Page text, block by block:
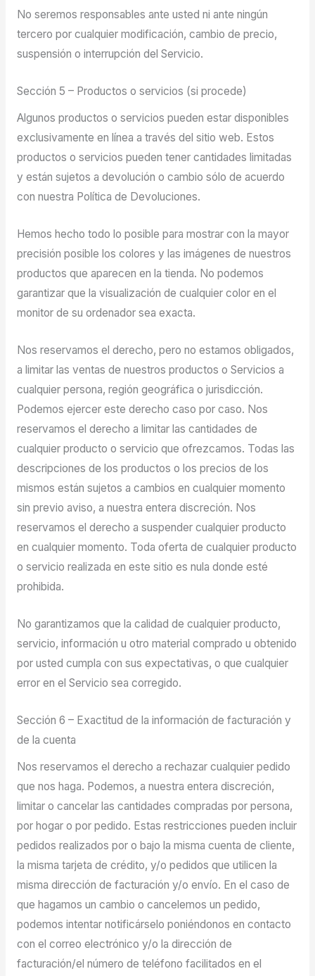
No seremos responsables ante usted ni ante ningún
tercero por cualquier modificación, cambio de precio,
suspensión o interrupción del Servicio.
Sección 5 – Productos o servicios (si procede)
Algunos productos o servicios pueden estar disponibles
exclusivamente en línea a través del sitio web. Estos
productos o servicios pueden tener cantidades limitadas
y están sujetos a devolución o cambio sólo de acuerdo
con nuestra Política de Devoluciones.
Hemos hecho todo lo posible para mostrar con la mayor
precisión posible los colores y las imágenes de nuestros
productos que aparecen en la tienda. No podemos
garantizar que la visualización de cualquier color en el
monitor de su ordenador sea exacta.
Nos reservamos el derecho, pero no estamos obligados,
a limitar las ventas de nuestros productos o Servicios a
cualquier persona, región geográfica o jurisdicción.
Podemos ejercer este derecho caso por caso. Nos
reservamos el derecho a limitar las cantidades de
cualquier producto o servicio que ofrezcamos. Todas las
descripciones de los productos o los precios de los
mismos están sujetos a cambios en cualquier momento
sin previo aviso, a nuestra entera discreción. Nos
reservamos el derecho a suspender cualquier producto
en cualquier momento. Toda oferta de cualquier producto
o servicio realizada en este sitio es nula donde esté
prohibida.
No garantizamos que la calidad de cualquier producto,
servicio, información u otro material comprado u obtenido
por usted cumpla con sus expectativas, o que cualquier
error en el Servicio sea corregido.
Sección 6 – Exactitud de la información de facturación y
de la cuenta
Nos reservamos el derecho a rechazar cualquier pedido
que nos haga. Podemos, a nuestra entera discreción,
limitar o cancelar las cantidades compradas por persona,
por hogar o por pedido. Estas restricciones pueden incluir
pedidos realizados por o bajo la misma cuenta de cliente,
la misma tarjeta de crédito, y/o pedidos que utilicen la
misma dirección de facturación y/o envío. En el caso de
que hagamos un cambio o cancelemos un pedido,
podemos intentar notificárselo poniéndonos en contacto
con el correo electrónico y/o la dirección de
facturación/el número de teléfono facilitados en el